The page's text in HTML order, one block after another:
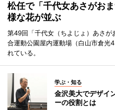
松任で「千代女あさがお
様な花が並ぶ
第49回「千代女（ちよじょ）あさ
合運動公園屋内運動場（白山市倉光
れている。
学ぶ・知る
金沢美大でデザイ
ーの役割とは